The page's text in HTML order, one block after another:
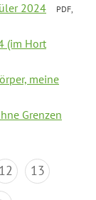
2024
PDF,
(im Hort
meine
Grenzen
12
13